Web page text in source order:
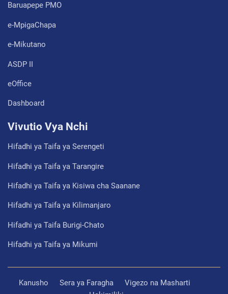
Baruapepe PMO
e-MpigaChapa
e-Mikutano
ASDP II
eOffice
Dashboard
Vivutio Vya Nchi
Hifadhi ya Taifa ya Serengeti
Hifadhi ya Taifa ya Tarangire
Hifadhi ya Taifa ya Kisiwa cha Saanane
Hifadhi ya Taifa ya Kilimanjaro
Hifadhi ya Taifa Burigi-Chato
Hifadhi ya Taifa ya Mikumi
Kanusho Sera ya Faragha
Vigezo na Masharti